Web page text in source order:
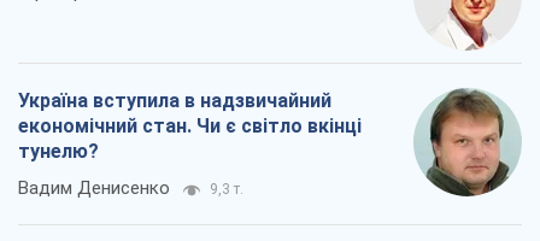
Україна вступила в надзвичайний
економічний стан. Чи є світло вкінці
тунелю?
Вадим Денисенко 9,3 т.